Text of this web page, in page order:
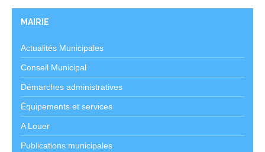
MAIRIE
Actualités Municipales
Conseil Municipal
Démarches administratives
Équipements et services
A Louer
Publications municipales